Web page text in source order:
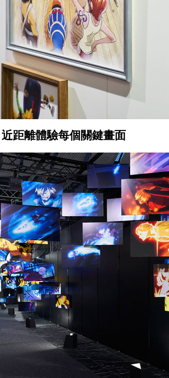
距離體驗每個關鍵畫面